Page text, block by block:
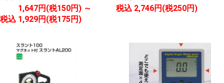
税込
1,647円(税150円) ～
1,929円(税175円)
税込 2,746円(税250円)